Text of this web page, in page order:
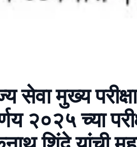
सेवा मुख्य
२०२५ च्या